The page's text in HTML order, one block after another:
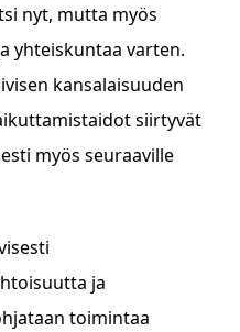
nyt, mutta myös
yhteiskuntaa varten.
kansalaisuuden
siirtyvät
myös seuraaville
ja
toimintaa